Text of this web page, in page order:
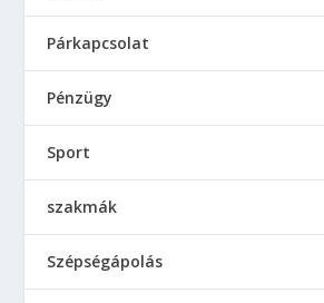
Párkapcsolat
Pénzügy
Sport
szakmák
Szépségápolás